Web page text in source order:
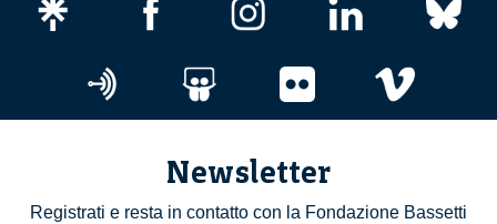
Newsletter
Registrati e resta in contatto con la Fondazione Bassetti